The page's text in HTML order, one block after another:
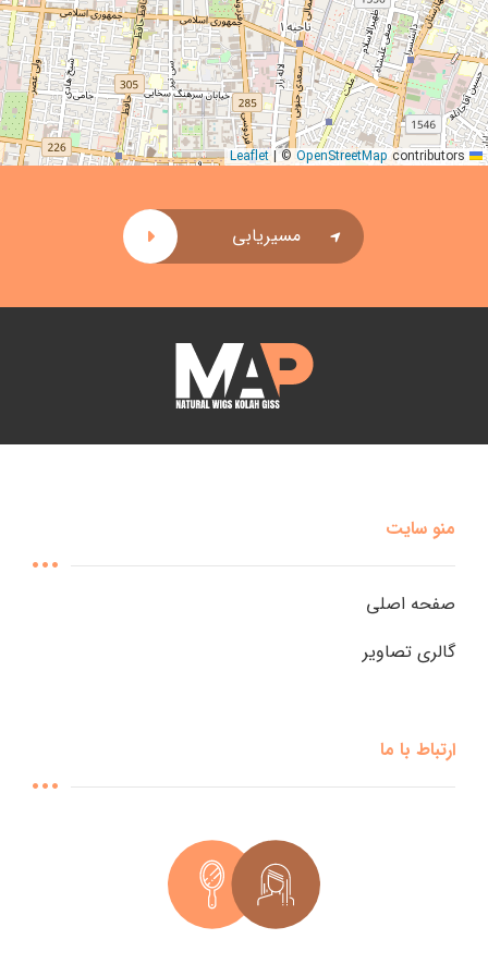
منو سایت
صفحه اصلی
گالری تصاویر
ارتباط با ما
|© OpenStreetMapcontributors
مسیریابی